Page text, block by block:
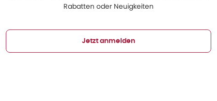
Rabatten oder Neuigkeiten
Jetzt anmelden